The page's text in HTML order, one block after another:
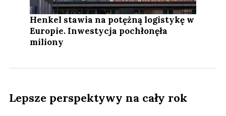
Henkel stawia na potężną logistykę w
Europie. Inwestycja pochłonęła
miliony
Lepsze perspektywy na cały rok